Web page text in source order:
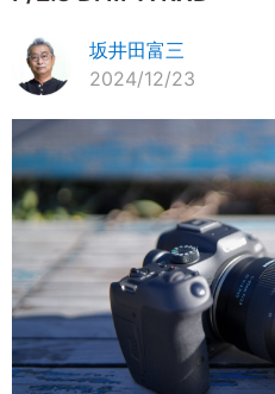
坂井田富三
2024/12/23